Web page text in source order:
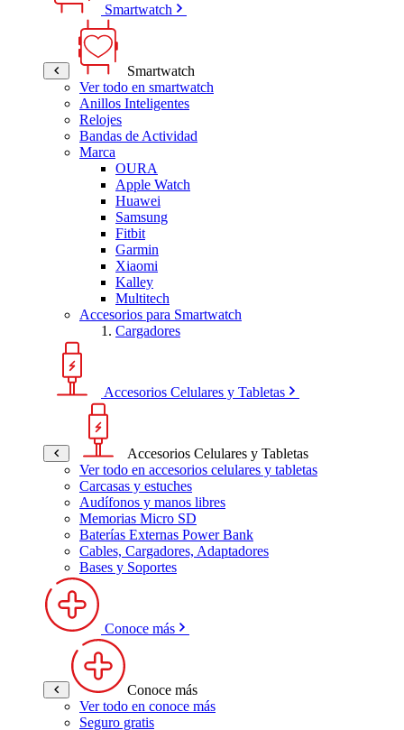
Smartwatch
Smartwatch
Ver todo en smartwatch
Anillos Inteligentes
Relojes
Bandas de Actividad
Marca
OURA
Apple Watch
Huawei
Samsung
Fitbit
Garmin
Xiaomi
Kalley
Multitech
Accesorios para Smartwatch
Cargadores
Accesorios Celulares y Tabletas
Accesorios Celulares y Tabletas
Ver todo en accesorios celulares y tabletas
Carcasas y estuches
Audífonos y manos libres
Memorias Micro SD
Baterías Externas Power Bank
Cables, Cargadores, Adaptadores
Bases y Soportes
Conoce más
Conoce más
Ver todo en conoce más
Seguro gratis